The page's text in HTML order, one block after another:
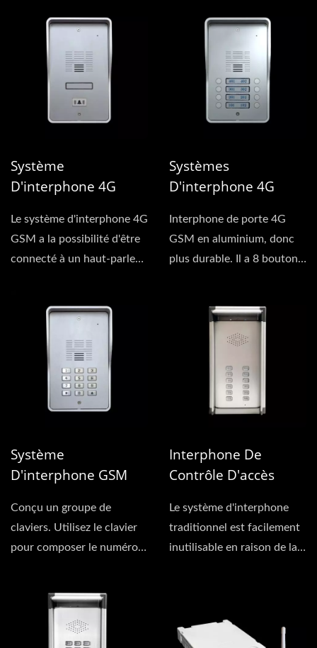
Système
D'interphone 4G
Le système d'interphone 4G
GSM a la possibilité d'être
connecté à un haut-parleur,
Systèmes
D'interphone 4G
Interphone de porte 4G
GSM en aluminium, donc
plus durable. Il a 8 boutons,
Système
D'interphone GSM
(Multi-Résident)
Conçu un groupe de
claviers. Utilisez le clavier
pour composer le numéro
Interphone De
Contrôle D'accès
En Série)
Le système d'interphone
traditionnel est facilement
inutilisable en raison de la